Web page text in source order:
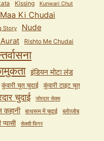
Kissing Kunwari Chut
Maa Ki Chudai
Story Nude
Rishto Me Chudai
इंडियन मोटा लंड
कुंवारी चूत चुदाई कुंवारी टाइट चूत
चुदाई जोरदार सेक्स
कहानी बाथरूम में चुदाई
ब्लोव्जोब
सेक्सी फिगर